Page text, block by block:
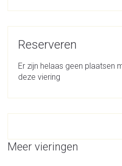
Reserveren
Er zijn helaas geen plaatsen
deze viering
Meer vieringen